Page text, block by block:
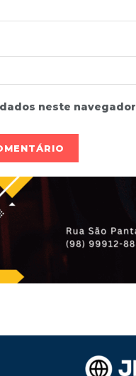
neste